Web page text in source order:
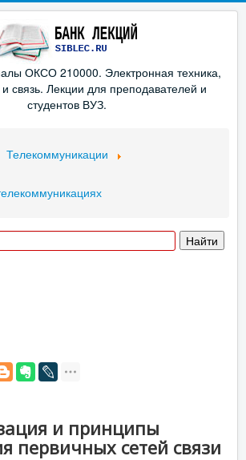
ОКСО 210000. Электронная техника,
связь. Лекции для преподавателей и
студентов ВУЗ.
Телекоммуникации
и принципы
первичных сетей связи